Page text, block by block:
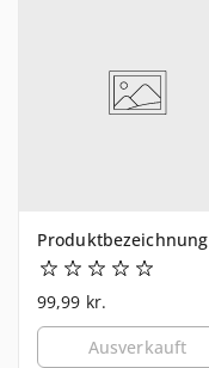
Produktbezeichnung
99,99 kr.
Ausverkauft